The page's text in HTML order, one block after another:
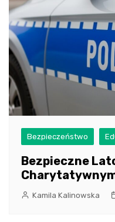
Bezpieczeństwo
Bezpieczne
Kamila Kalinowska